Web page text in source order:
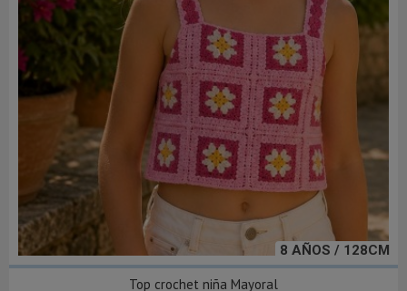
8 AÑOS / 128CM
Top crochet niña Mayoral